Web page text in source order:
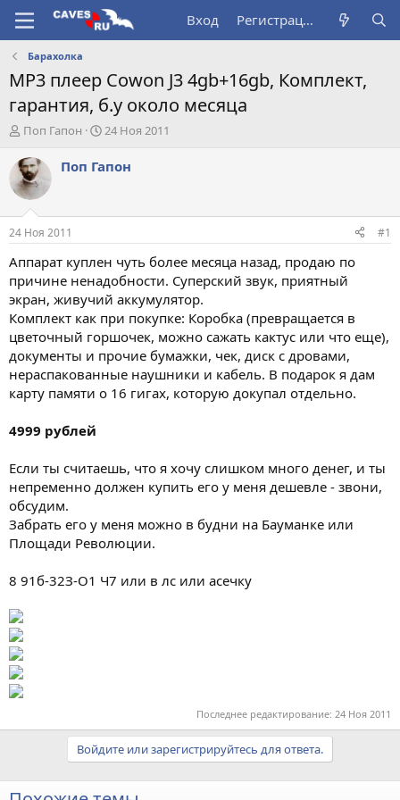
Вход Регистрация
Барахолка
MP3 плеер Cowon J3 4gb+16gb, Комплект,
гарантия, б.у около месяца
А
т
о
р
т
е
м
ы
Поп Гапон
Д
т
а
л
24 Ноя 2011
Поп Гапон
24 Ноя 2011 #1
Аппарат куплен чуть более месяца назад, продаю по
причине ненадобности. Суперский звук, приятный
экран, живучий аккумулятор.
Комплект как при покупке: Коробка (превращается в
цветочный горшочек, можно сажать кактус или что еще),
документы и прочие бумажки, чек, диск с дровами,
нераспакованные наушники и кабель. В подарок я дам
карту памяти о 16 гигах, которую докупал отдельно.
4999 рублей
Если ты считаешь, что я хочу слишком много денег, и ты
непременно должен купить его у меня дешевле - звони,
обсудим.
Забрать его у меня можно в будни на Бауманке или
Площади Революции.
8 91б-32З-О1 Ч7 или в лc или асечку
Последнее редактирование: 24 Ноя 2011
Войдите или зарегистрируйтесь для ответа.